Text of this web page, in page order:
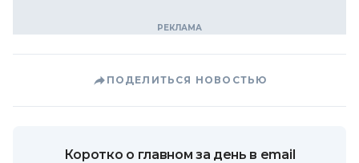
ПОДЕЛИТЬСЯ НОВОСТЬЮ
Коротко о главном за день в email